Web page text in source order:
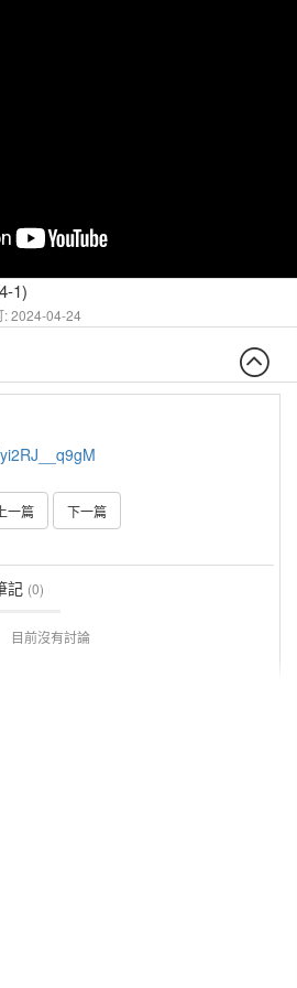
1)
: 2024-04-24
上一篇 下一篇
記 (0)
目前沒有討論